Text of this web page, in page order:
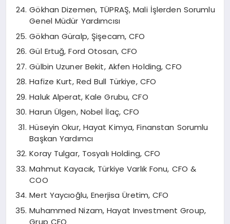
Gökhan Dizemen, TÜPRAŞ, Mali İşlerden Sorumlu
Genel Müdür Yardımcısı
Gökhan Güralp, Şişecam, CFO
Gül Ertuğ, Ford Otosan, CFO
Gülbin Uzuner Bekit, Akfen Holding, CFO
Hafize Kurt, Red Bull Türkiye, CFO
Haluk Alperat, Kale Grubu, CFO
Harun Ülgen, Nobel İlaç, CFO
Hüseyin Okur, Hayat Kimya, Finanstan Sorumlu
Başkan Yardımcı
Koray Tulgar, Tosyalı Holding, CFO
Mahmut Kayacık, Türkiye Varlık Fonu, CFO &
COO
Mert Yaycıoğlu, Enerjisa Üretim, CFO
Muhammed Nizam, Hayat Investment Group,
Grup CFO